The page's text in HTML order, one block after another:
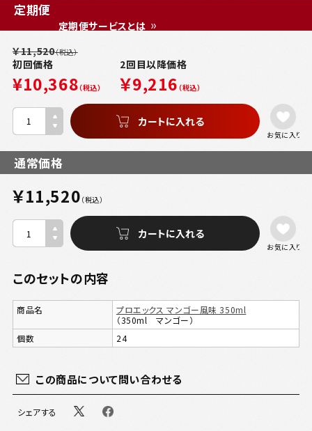
このセットの内容
商品名
プロエックス マンゴー風味 350ml
（350ml マンゴー）
個数
24
定期便
定期便サービスとは
￥11,520（税込）
初回価格
¥10,368（税込）
2回目以降価格
￥9,216 （税込）
お気に入り
通常価格
￥11,520 （税込）
お気に入り
この商品について問い合わせる
シェアする